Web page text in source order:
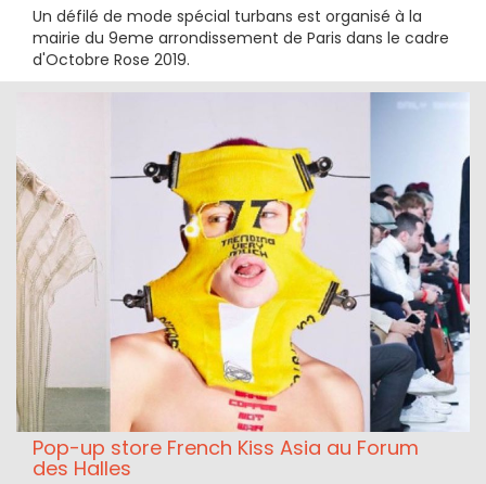
Un défilé de mode spécial turbans est organisé à la
mairie du 9eme arrondissement de Paris dans le cadre
d'Octobre Rose 2019.
Pop-up store French Kiss Asia au Forum
des Halles